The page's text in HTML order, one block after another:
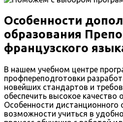
Особенности
образования
французского
В нашем учебном центре
профпереподготовки
новейших стандартов и
обеспечить высокое качество
Особенности дистанционного
возможности учиться в